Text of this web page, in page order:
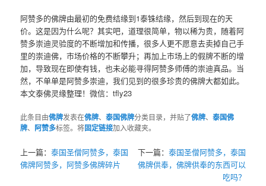
阿赞多的佛牌由最初的免费结缘到1泰铢结缘，然后到现在的天
价。这是因为什么呢？其实吧，道理很简单，物以稀为贵，随着阿
赞多崇迪灵验度的不断增加和传播，很多人更不愿意去卖掉自己手
里的崇迪佛，市场价格的不断攀升；再加上市场上的假牌不断的增
加，导致现在即使有钱，也未必能寻得阿赞多师傅的崇迪真品。当
然，不单单是阿赞多崇迪，我们见到的很多珍贵的佛牌大都如此。
本文泰佛灵缘整理！微信：tfly23
此条目由佛牌发表在佛牌、泰国佛牌分类目录，并贴了佛牌、泰国佛
牌、 阿赞多标签。将固定链接加入收藏夹。
上一篇：泰国圣僧阿赞多，泰国
佛牌阿赞多，阿赞多佛牌碎片
下一篇： 泰国圣僧阿赞多，泰国
佛牌供奉，佛牌供奉的东西可以
吃吗？